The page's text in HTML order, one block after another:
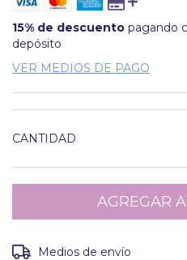
15% de descuento pagando
depósito
VER MEDIOS DE PAGO
CANTIDAD
Entregas para el CP:
Medios de envío